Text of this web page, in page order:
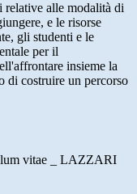
relative alle modalità di
e le risorse
gli studenti e le
per il
insieme la
di costruire un percorso
vitae _ LAZZARI